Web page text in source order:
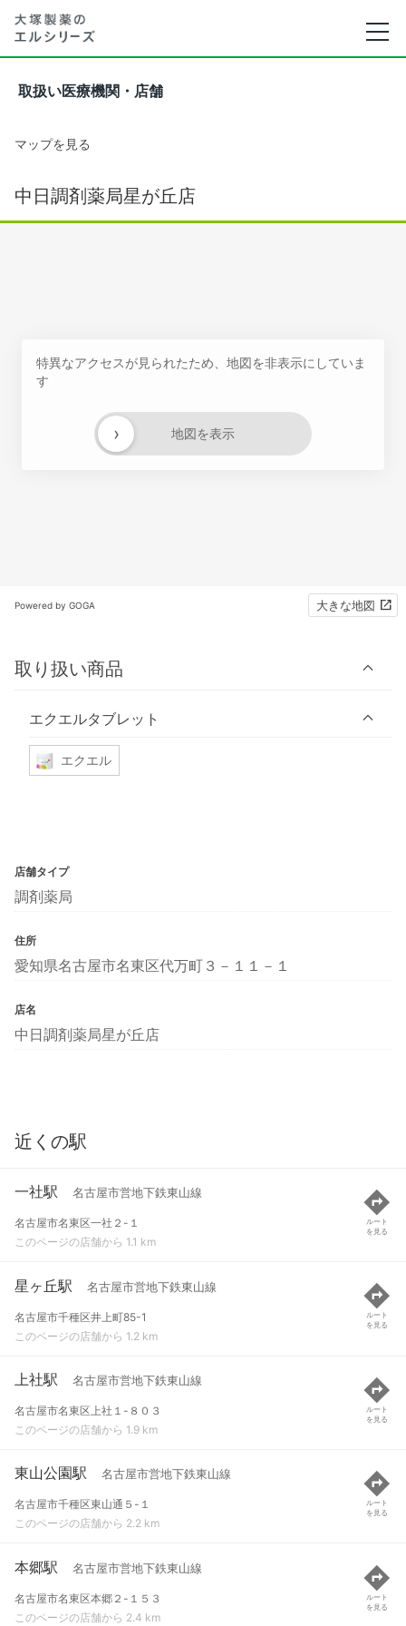
取扱い医療機関・店舗
マップを見る
中日調剤薬局星が丘店
特異なアクセスが見られたため、地図を非表示にしていま
す
地図を表示
›
Powered by GOGA 大きな地図
取り扱い商品
エクエルタブレット
エクエル
店舗タイプ
調剤薬局
住所
愛知県名古屋市名東区代万町３－１１－１
店名
中日調剤薬局星が丘店
近くの駅
一社駅 名古屋市営地下鉄東山線
名古屋市名東区一社２-１
このページの店舗から 1.1 km
ルート
を見る
星ヶ丘駅 名古屋市営地下鉄東山線
名古屋市千種区井上町85-1
このページの店舗から 1.2 km
ルート
を見る
上社駅 名古屋市営地下鉄東山線
名古屋市名東区上社１-８０３
このページの店舗から 1.9 km
ルート
を見る
東山公園駅 名古屋市営地下鉄東山線
名古屋市千種区東山通５-１
このページの店舗から 2.2 km
ルート
を見る
本郷駅 名古屋市営地下鉄東山線
名古屋市名東区本郷２-１５３
このページの店舗から 2.4 km
ルート
を見る